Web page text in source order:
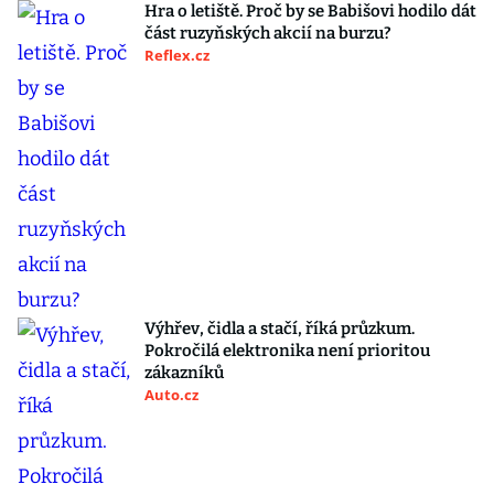
Hra o letiště. Proč by se Babišovi hodilo dát
část ruzyňských akcií na burzu?
Reflex.cz
Výhřev, čidla a stačí, říká průzkum.
Pokročilá elektronika není prioritou
zákazníků
Auto.cz